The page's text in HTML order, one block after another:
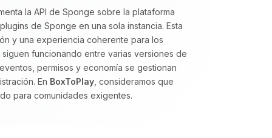
la API de Sponge sobre la plataforma
de Sponge en una sola instancia. Esta
y una experiencia coherente para los
funcionando entre varias versiones de
permisos y economía se gestionan
En BoxToPlay , consideramos que
para comunidades exigentes.